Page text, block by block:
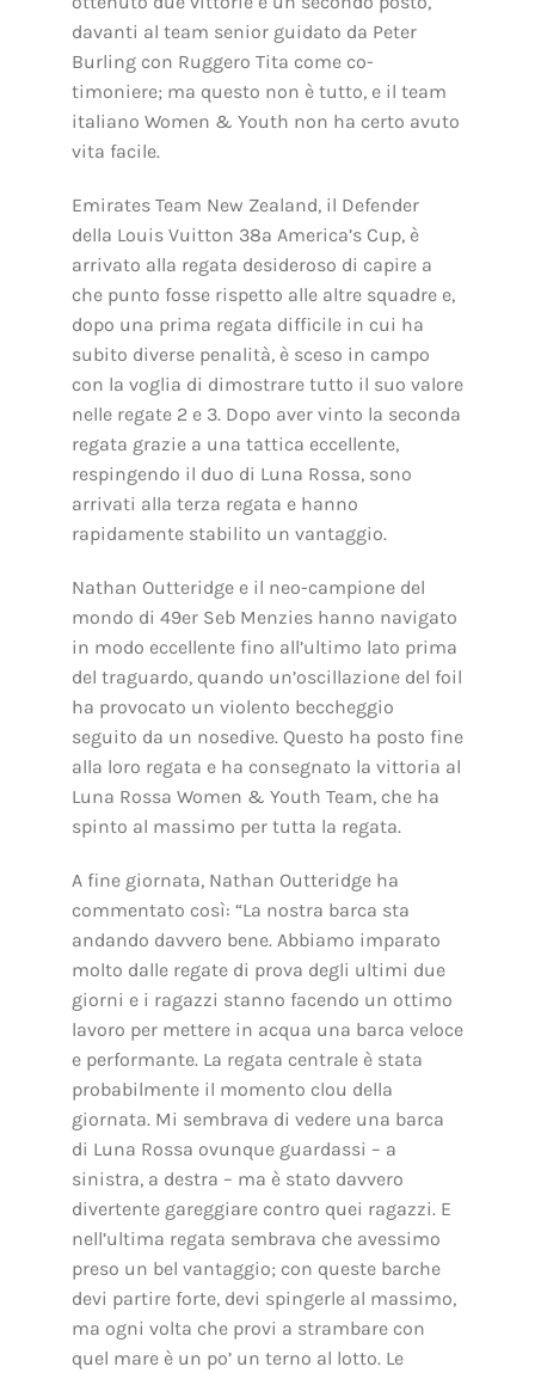
davanti al team senior guidato da Peter
Burling con Ruggero Tita come co-
timoniere; ma questo non è tutto, e il team
italiano Women & Youth non ha certo avuto
vita facile.
Emirates Team New Zealand, il Defender
della Louis Vuitton 38a America’s Cup, è
arrivato alla regata desideroso di capire a
che punto fosse rispetto alle altre squadre e,
dopo una prima regata difficile in cui ha
subito diverse penalità, è sceso in campo
con la voglia di dimostrare tutto il suo valore
nelle regate 2 e 3. Dopo aver vinto la seconda
regata grazie a una tattica eccellente,
respingendo il duo di Luna Rossa, sono
arrivati alla terza regata e hanno
rapidamente stabilito un vantaggio.
Nathan Outteridge e il neo-campione del
mondo di 49er Seb Menzies hanno navigato
in modo eccellente fino all’ultimo lato prima
del traguardo, quando un’oscillazione del foil
ha provocato un violento beccheggio
seguito da un nosedive. Questo ha posto fine
alla loro regata e ha consegnato la vittoria al
Luna Rossa Women & Youth Team, che ha
spinto al massimo per tutta la regata.
A fine giornata, Nathan Outteridge ha
commentato così: “La nostra barca sta
andando davvero bene. Abbiamo imparato
molto dalle regate di prova degli ultimi due
giorni e i ragazzi stanno facendo un ottimo
lavoro per mettere in acqua una barca veloce
e performante. La regata centrale è stata
probabilmente il momento clou della
giornata. Mi sembrava di vedere una barca
di Luna Rossa ovunque guardassi – a
sinistra, a destra – ma è stato davvero
divertente gareggiare contro quei ragazzi. E
nell’ultima regata sembrava che avessimo
preso un bel vantaggio; con queste barche
devi partire forte, devi spingerle al massimo,
ma ogni volta che provi a strambare con
quel mare è un po’ un terno al lotto. Le